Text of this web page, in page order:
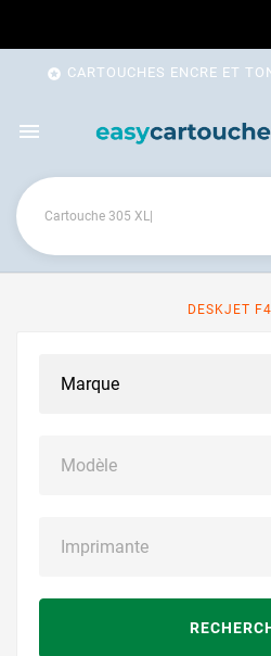
 CARTOUCHES ENCRE ET

DESKJET